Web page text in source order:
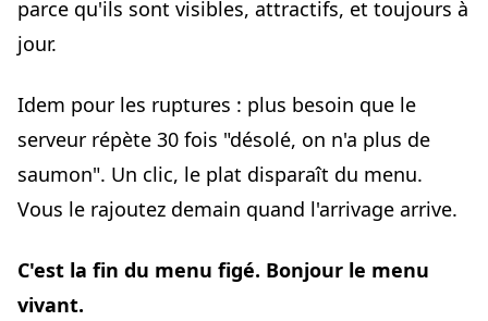
parce qu'ils sont visibles, attractifs, et toujours à
jour.
Idem pour les ruptures : plus besoin que le
serveur répète 30 fois "désolé, on n'a plus de
saumon". Un clic, le plat disparaît du menu.
Vous le rajoutez demain quand l'arrivage arrive.
C'est la fin du menu figé. Bonjour le menu
vivant.